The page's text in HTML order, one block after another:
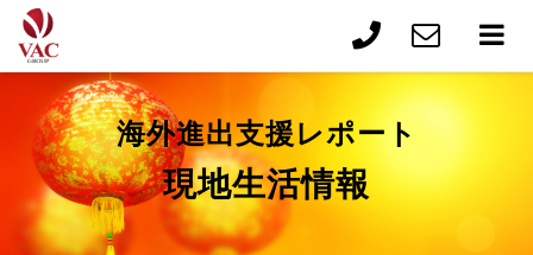
海外進出支援レポート
現地生活情報